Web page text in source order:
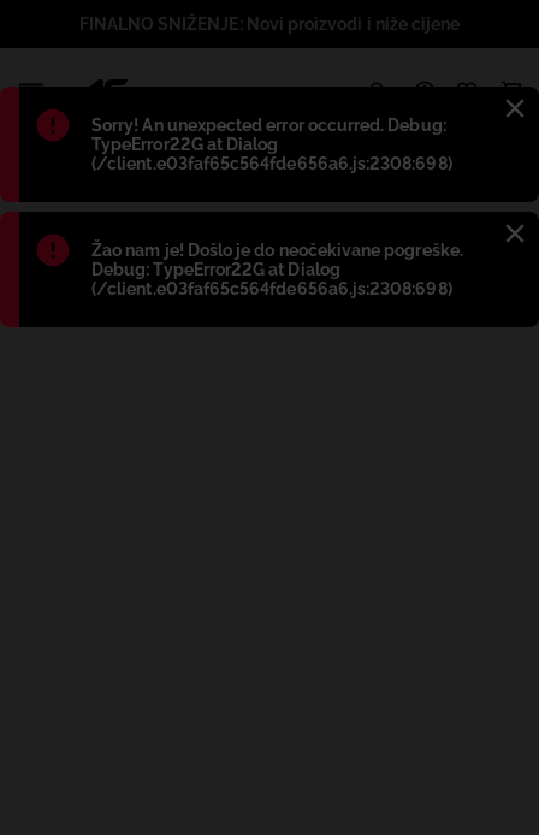
Błąd:
Sorry! An unexpected error occurred. Debug:
TypeError22G at Dialog
(/client.e03faf65c564fde656a6.js:2308:698)
Błąd:
Žao nam je! Došlo je do neočekivane pogreške.
Debug: TypeError22G at Dialog
(/client.e03faf65c564fde656a6.js:2308:698)
FINALNO SNIŽENJE: Novi proizvodi i niže cijene